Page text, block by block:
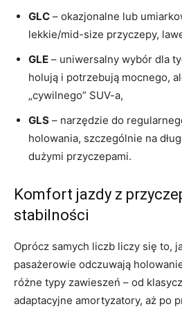
GLC – okazjonalne lub
lekkie/mid-size przyczepy,
GLE – uniwersalny wybór dla
holują i potrzebują mocnego,
„cywilnego” SUV-a,
GLS – narzędzie do
holowania, szczególnie na
dużymi przyczepami.
Komfort jazdy z
stabilności
Oprócz samych liczb liczy się to,
pasażerowie odczuwają
różne typy zawieszeń – od
adaptacyjne amortyzatory, aż po